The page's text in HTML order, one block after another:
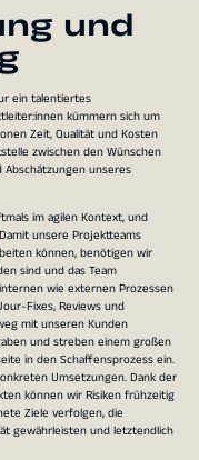
und
ein talentiertes
kümmern sich um
Zeit, Qualität und Kosten
zwischen den Wünschen
unseres
im agilen Kontext, und
unsere Projektteams
können, benötigen wir
sind und das Team
wie externen Prozessen
Fixes, Reviews und
mit unseren Kunden
und streben einem großen
in den Schaffensprozess ein.
Umsetzungen. Dank der
können wir Risiken frühzeitig
Ziele verfolgen, die
gewährleisten und letztendlich